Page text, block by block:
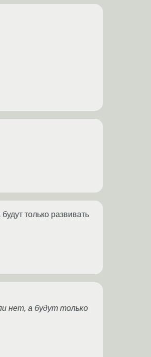
только развивать
нет, а будут только